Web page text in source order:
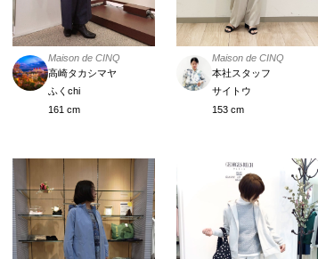
Maison de CINQ
高崎タカシマヤ
ふくchi
161 cm
Maison de CINQ
本社スタッフ
サイトウ
153 cm